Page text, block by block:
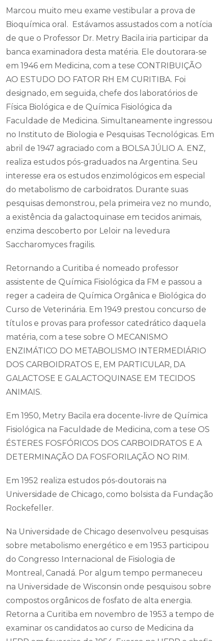
Marcou muito meu exame vestibular a prova de
Bioquímica oral. Estávamos assustados com a notícia
de que o Professor Dr. Metry Bacila iria participar da
banca examinadora desta matéria. Ele doutorara-se
em 1946 em Medicina, com a tese CONTRIBUIÇÃO
AO ESTUDO DO FATOR RH EM CURITIBA. Foi
designado, em seguida, chefe dos laboratórios de
Física Biológica e de Química Fisiológica da
Faculdade de Medicina. Simultaneamente ingressou
no Instituto de Biologia e Pesquisas Tecnológicas. Em
abril de 1947 agraciado com a BOLSA JÚLIO A. ENZ,
realiza estudos pós-graduados na Argentina. Seu
interesse era os estudos enzimológicos em especial
do metabolismo de carboidratos. Durante suas
pesquisas demonstrou, pela primeira vez no mundo,
a existência da galactoquinase em tecidos animais,
enzima descoberto por Leloir na levedura
Saccharomyces fragilis.
Retornando a Curitiba é nomeado professor
assistente de Química Fisiológica da FM e passou a
reger a cadeira de Química Orgânica e Biológica do
Curso de Veterinária. Em 1949 prestou concurso de
títulos e provas para professor catedrático daquela
matéria, com a tese sobre O MECANISMO
ENZIMÁTICO DO METABOLISMO INTERMEDIÁRIO
DOS CARBOIDRATOS E, EM PARTICULAR, DA
GALACTOSE E GALACTOQUINASE EM TECIDOS
ANIMAIS.
Em 1950, Metry Bacila era docente-livre de Química
Fisiológica na Faculdade de Medicina, com a tese OS
ÉSTERES FOSFÓRICOS DOS CARBOIDRATOS E A
DETERMINAÇÃO DA FOSFORILAÇÃO NO RIM.
Em 1952 realiza estudos pós-doutorais na
Universidade de Chicago, como bolsista da Fundação
Rockefeller.
Na Universidade de Chicago desenvolveu pesquisas
sobre metabolismo energético e em 1953 participou
do Congresso Internacional de Fisiologia de
Montreal, Canadá. Por algum tempo permaneceu
na Universidade de Wisconsin onde pesquisou sobre
compostos orgânicos de fosfato de alta energia.
Retorna a Curitiba em novembro de 1953 a tempo de
examinar os candidatos ao curso de Medicina da